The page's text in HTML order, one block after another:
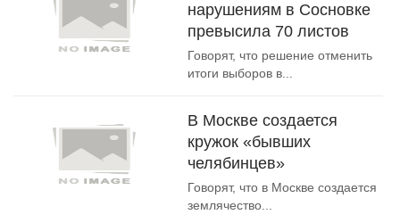
нарушениям в Сосновке
превысила 70 листов
Говорят, что решение отменить
итоги выборов в...
В Москве создается
кружок «бывших
челябинцев»
Говорят, что в Москве создается
землячество...